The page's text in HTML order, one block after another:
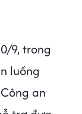
9, trong
luồng
an